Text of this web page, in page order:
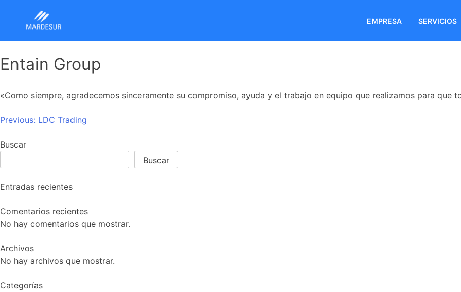
EMPRESA SERVICIOS
Entain Group
«Como siempre, agradecemos sinceramente su compromiso, ayuda y el trabajo en equipo que realizamos para que
Navegación
entradas
Previous: LDC Trading
Buscar
Buscar
Entradas recientes
Comentarios recientes
No hay comentarios que mostrar.
Archivos
No hay archivos que mostrar.
Categorías